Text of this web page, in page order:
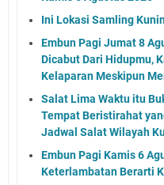
Ini Lokasi Samling
Embun Pagi Jumat 8
Dicabut Dari Hidupmu,
Kelaparan Meskipun
Salat Lima Waktu itu
Tempat Beristirahat
Jadwal Salat Wilayah
Embun Pagi Kamis 6
Keterlambatan Berarti